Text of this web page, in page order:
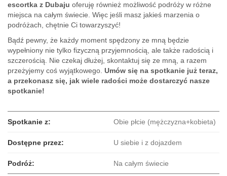
escortka z Dubaju oferuję również możliwość podróży w różne
miejsca na całym świecie. Więc jeśli masz jakieś marzenia o
podróżach, chętnie Ci towarzyszyć!
Bądź pewny, że każdy moment spędzony ze mną będzie
wypełniony nie tylko fizyczną przyjemnością, ale także radością i
szczerością. Nie czekaj dłużej, skontaktuj się ze mną, a razem
przeżyjemy coś wyjątkowego. Umów się na spotkanie już teraz,
a przekonasz się, jak wiele radości może dostarczyć nasze
spotkanie!
Spotkanie z: Obie płcie (mężczyzna+kobieta)
Dostępne przez: U siebie i z dojazdem
Podróż: Na całym świecie